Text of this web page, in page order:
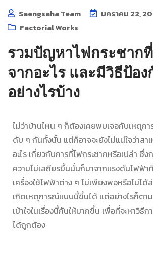
Saengsaha Team
มกราคม 22,
Factorial Works
รวมปัญหาไฟกระชากที่
จากอะไร และมีวิธีป้อง
อย่างไรบ้าง
ไม่ว่าบ้านไหน ๆ ก็ต้องเคยพบเจอกับเหตุก
ดับ ๆ กันทั้งนั้น แต่ก็อาจจะยังไม่แน่ใจว่าสา
อะไร เกี่ยวกับการที่ไฟกระชากหรือเปล่า ซึ่ง
ความไม่เสถียรขึ้นนั่นก็มาจากแรงดันไฟฟ้
เครื่องใช้ไฟฟ้าต่าง ๆ ไม่เพียงพอหรือไม่ได้
เกิดเหตุการณ์แบบนี้ขึ้นได้ แต่อย่างไรก็ตา
เข้าใจในเรื่องนี้กันให้มากขึ้น เพื่อที่จะหาวิธี
ได้ถูกต้อง